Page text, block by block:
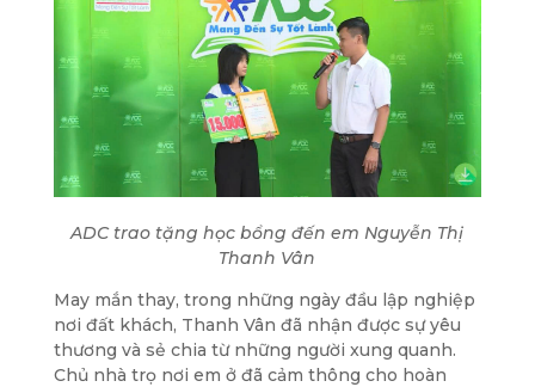
ADC trao tặng học bổng đến em Nguyễn Thị
Thanh Vân
May mắn thay, trong những ngày đầu lập nghiệp
nơi đất khách, Thanh Vân đã nhận được sự yêu
thương và sẻ chia từ những người xung quanh.
Chủ nhà trọ nơi em ở đã cảm thông cho hoàn